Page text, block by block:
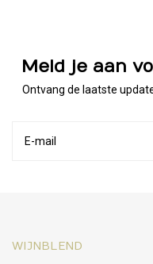
Meld je aan
Ontvang de laatste
WIJNBLEND